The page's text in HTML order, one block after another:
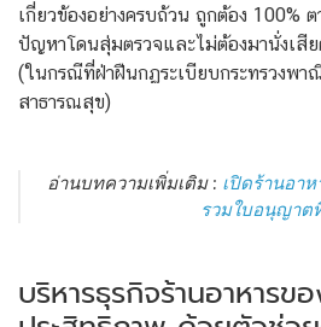
เกี่ยวข้องอย่างครบถ้วน ถูกต้อง 100%
ปัญหาโดนสุ่มตรวจและไม่ต้องมานั่งเสี
(ในกรณีที่ฝ่าฝืนกฏระเบียบกระทรวงพา
สาธารณสุข)
อ่านบทความเพิ่มเติม : เปิดร้านอา
รวมใบอนุญาต
บริหารธุรกิจร้านอาหารข